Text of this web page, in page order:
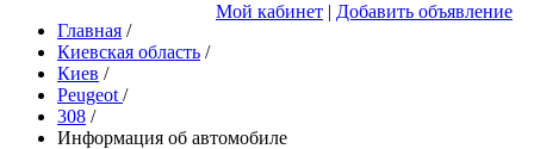
Мой кабинет | Добавить объявление
Главная /
Киевская область /
Киев /
Peugeot /
308 /
Информация об автомобиле